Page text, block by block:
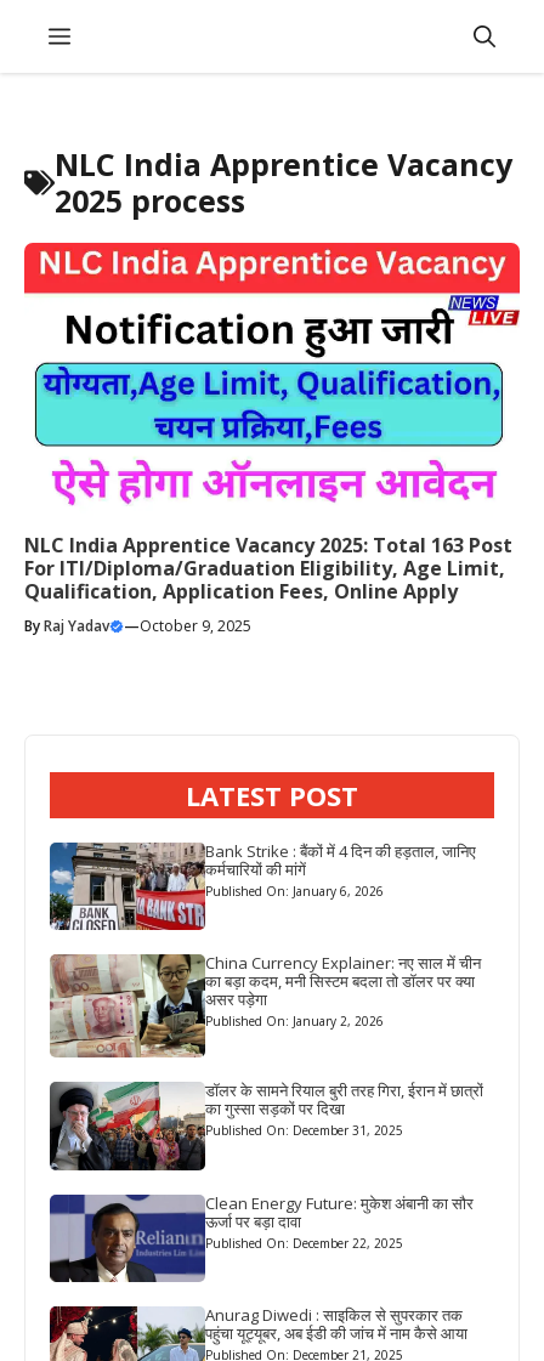
Menu
NLC India Apprentice Vacancy
2025 process
NLC India Apprentice Vacancy 2025: Total 163 Post
For ITI/Diploma/Graduation Eligibility, Age Limit,
Qualification, Application Fees, Online Apply
ByRaj Yadav —October 9, 2025
LATEST POST
Bank Strike : बैंकों में 4 दिन की हड़ताल, जानिए
कर्मचारियों की मांगें
Published On: January 6, 2026
China Currency Explainer: नए साल में चीन
का बड़ा कदम, मनी सिस्टम बदला तो डॉलर पर क्या
असर पड़ेगा
Published On: January 2, 2026
डॉलर के सामने रियाल बुरी तरह गिरा, ईरान में छात्रों
का गुस्सा सड़कों पर दिखा
Published On: December 31, 2025
Clean Energy Future: मुकेश अंबानी का सौर
ऊर्जा पर बड़ा दावा
Published On: December 22, 2025
Anurag Diwedi : साइकिल से सुपरकार तक
पहुंचा यूट्यूबर, अब ईडी की जांच में नाम कैसे आया
Published On: December 21, 2025